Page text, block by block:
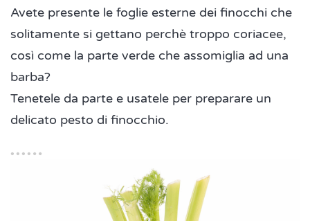
Avete presente le foglie esterne dei finocchi che
solitamente si gettano perchè troppo coriacee,
così come la parte verde che assomiglia ad una
barba?
Tenetele da parte e usatele per preparare un
delicato pesto di finocchio.